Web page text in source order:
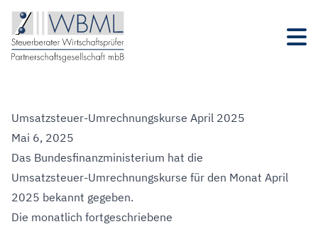
Umsatzsteuer-Umrechnungskurse April 2025
Mai 6, 2025
Das Bundesfinanzministerium hat die
Umsatzsteuer-Umrechnungskurse für den Monat April
2025 bekannt gegeben.
Die monatlich fortgeschriebene